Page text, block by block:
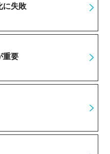
に失敗
重要